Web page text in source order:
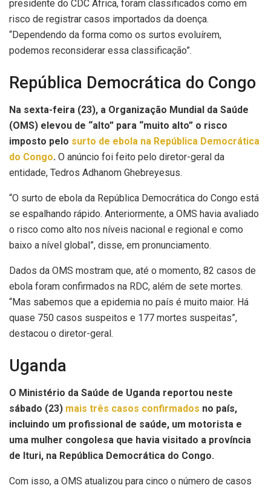
presidente do CDC Africa, foram classificados como em
risco de registrar casos importados da doença.
“Dependendo da forma como os surtos evoluírem,
podemos reconsiderar essa classificação”.
República Democrática do Congo
Na sexta-feira (23), a Organização Mundial da Saúde
(OMS) elevou de “alto” para “muito alto” o risco
imposto pelo surto de ebola na República Democrática
do Congo. O anúncio foi feito pelo diretor-geral da
entidade, Tedros Adhanom Ghebreyesus.
“O surto de ebola da República Democrática do Congo está
se espalhando rápido. Anteriormente, a OMS havia avaliado
o risco como alto nos níveis nacional e regional e como
baixo a nível global”, disse, em pronunciamento.
Dados da OMS mostram que, até o momento, 82 casos de
ebola foram confirmados na RDC, além de sete mortes.
“Mas sabemos que a epidemia no país é muito maior. Há
quase 750 casos suspeitos e 177 mortes suspeitas”,
destacou o diretor-geral.
Uganda
O Ministério da Saúde de Uganda reportou neste
sábado (23) mais três casos confirmados no país,
incluindo um profissional de saúde, um motorista e
uma mulher congolesa que havia visitado a província
de Ituri, na República Democrática do Congo.
Com isso, a OMS atualizou para cinco o número de casos